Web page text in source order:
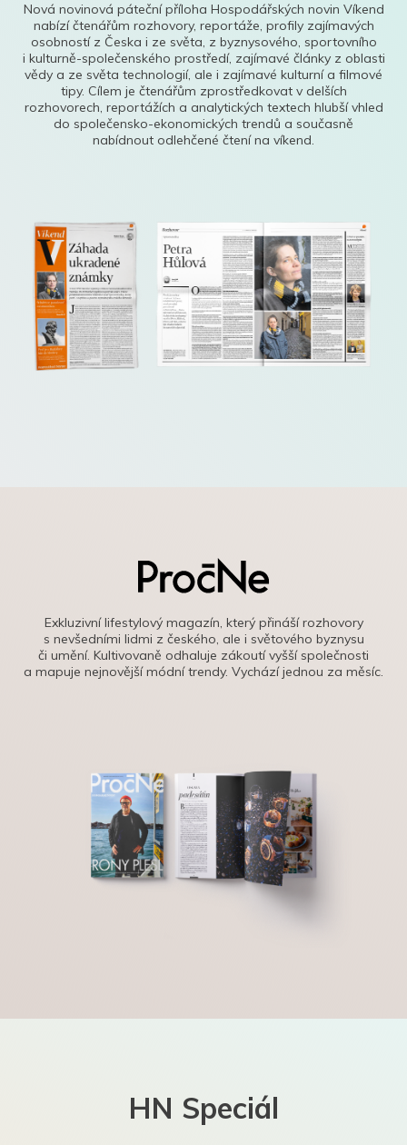
Nová novinová páteční příloha Hospodářských novin Víkend
nabízí čtenářům rozhovory, reportáže, profily zajímavých
osobností z Česka i ze světa, z byznysového, sportovního
i kulturně-společenského prostředí, zajímavé články z oblasti
vědy a ze světa technologií, ale i zajímavé kulturní a filmové
tipy. Cílem je čtenářům zprostředkovat v delších
rozhovorech, reportážích a analytických textech hlubší vhled
do společensko-ekonomických trendů a současně
nabídnout odlehčené čtení na víkend.
Exkluzivní lifestylový magazín, který přináší rozhovory
s nevšedními lidmi z českého, ale i světového byznysu
či umění. Kultivovaně odhaluje zákoutí vyšší společnosti
a mapuje nejnovější módní trendy. Vychází jednou za měsíc.
HN Speciál